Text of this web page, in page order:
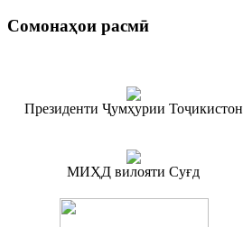
Сомонаҳои расмӣ
Президенти Ҷумҳурии Тоҷикистон
МИҲД вилояти Суғд